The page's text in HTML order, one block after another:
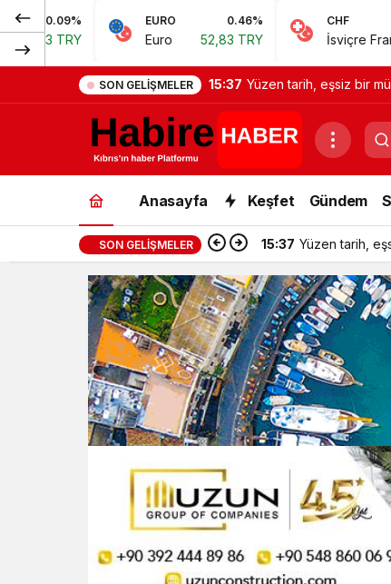
EURO 0.46%
Euro 52,83 TRY
CHF 0.62%
İsviçre Frangı 57,38 TRY
SON GELIŞMELER 15:37 Yüzen tarih, eşsiz bir
Anasayfa Keşfet Gündem
SON GELIŞMELER 15:37 Yüzen tarih,